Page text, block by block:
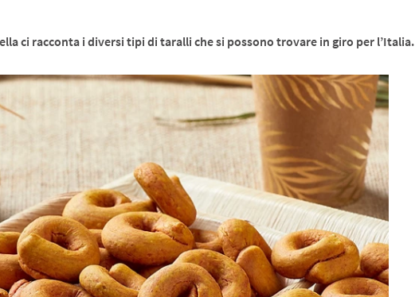
ci racconta i diversi tipi di taralli che si possono trovare in giro per l’Italia.